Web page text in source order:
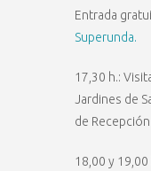
Entrada
Superunda.
17,30 h.:
Jardines de
de
18,00 y